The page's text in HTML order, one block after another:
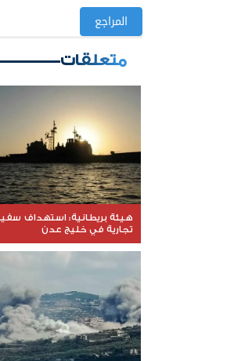
المراجع
متعلقات
هيئة بريطانية: استهداف
تجارية في خليج عدن